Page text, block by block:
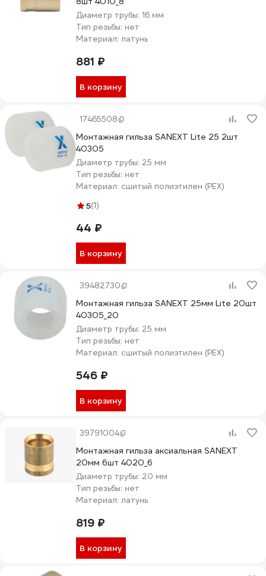
Диаметр трубы: 16 мм
Тип резьбы: нет
Материал: латунь
881 ₽
В корзину
17465508
Монтажная гильза SANEXT Lite 25 2шт
40305
Диаметр трубы: 25 мм
Тип резьбы: нет
Материал: сшитый полиэтилен (PEX)
5(1)
44 ₽
В корзину
39482730
Монтажная гильза SANEXT 25мм Lite 20шт
40305_20
Диаметр трубы: 25 мм
Тип резьбы: нет
Материал: сшитый полиэтилен (PEX)
546 ₽
В корзину
39791004
Монтажная гильза аксиальная SANEXT
20мм 6шт 4020_6
Диаметр трубы: 20 мм
Тип резьбы: нет
Материал: латунь
819 ₽
В корзину